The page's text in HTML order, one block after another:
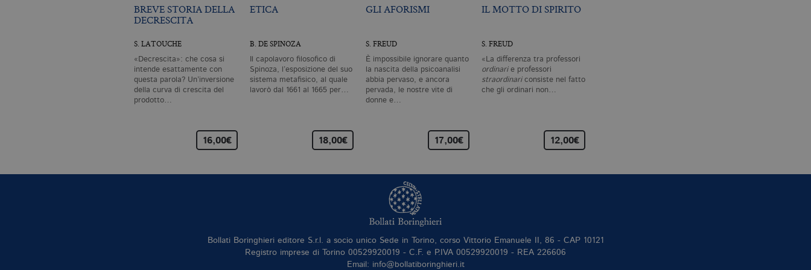
BREVE STORIA DELLA
DECRESCITA
S. LATOUCHE
«Decrescita»: che cosa si
intende esattamente con
questa parola? Un’inversione
della curva di crescita del
prodotto…
16,00€
ETICA
B. DE SPINOZA
Il capolavoro filosofico di
Spinoza, l’esposizione del suo
sistema metafisico, al quale
lavorò dal 1661 al 1665 per…
18,00€
GLI AFORISMI
S. FREUD
È impossibile ignorare quanto
la nascita della psicoanalisi
abbia pervaso, e ancora
pervada, le nostre vite di
donne e…
17,00€
IL MOTTO DI SPIRITO
S. FREUD
«La differenza tra professori
ordinarie professori
straordinariconsiste nel fatto
che gli ordinari non…
12,00€
Bollati Boringhieri editore S.r.l. a socio unico Sede in Torino, corso Vittorio Emanuele II, 86 - CAP 10121
Registro imprese di Torino 00529920019 - C.F. e P.IVA 00529920019 - REA 226606
Email: info@bollatiboringhieri.it